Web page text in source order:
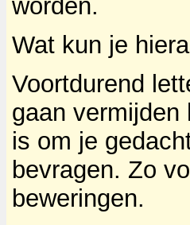
worden.
Wat kun je
Voortdurend
gaan
is om je
bevragen. Zo
beweringen.